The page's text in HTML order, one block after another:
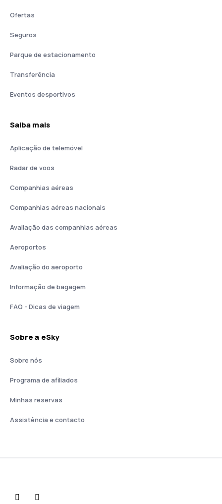
Ofertas
Seguros
Parque de estacionamento
Transferência
Eventos desportivos
Saiba mais
Aplicação de telemóvel
Radar de voos
Companhias aéreas
Companhias aéreas nacionais
Avaliação das companhias aéreas
Aeroportos
Avaliação do aeroporto
Informação de bagagem
FAQ - Dicas de viagem
Sobre a eSky
Sobre nós
Programa de afiliados
Minhas reservas
Assistência e contacto